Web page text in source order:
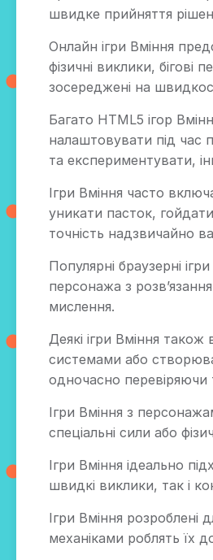
швидке прийняття
Онлайн ігри Вміння
фізичні виклики, бігові
зосереджені на
Багато HTML5 ігор
налаштовувати під час
та експериментувати,
Ігри Вміння часто
уникати пасток,
точність надзвичайно
Популярні браузерні
персонажа з
мислення.
Деякі ігри Вміння
системами або
одночасно перевіряючи
Ігри Вміння з
спеціальні сили або
Ігри Вміння ідеально
швидкі виклики, так і
Ігри Вміння
механіками роблять їх